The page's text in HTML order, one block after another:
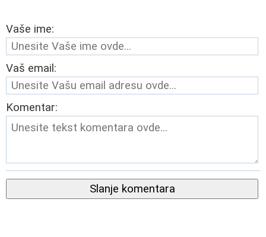
Vaše ime:
Vaš email:
Komentar:
Slanje komentara